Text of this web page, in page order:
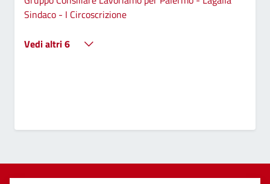
Sindaco - I Circoscrizione
Vedi altri 6